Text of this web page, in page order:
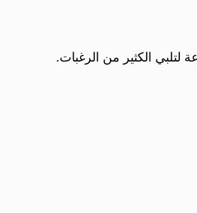
الكثير من الرغبات.